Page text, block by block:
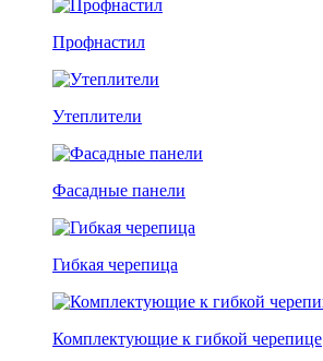
Профнастил
Утеплители
Фасадные панели
Гибкая черепица
Комплектующие к гибкой черепице